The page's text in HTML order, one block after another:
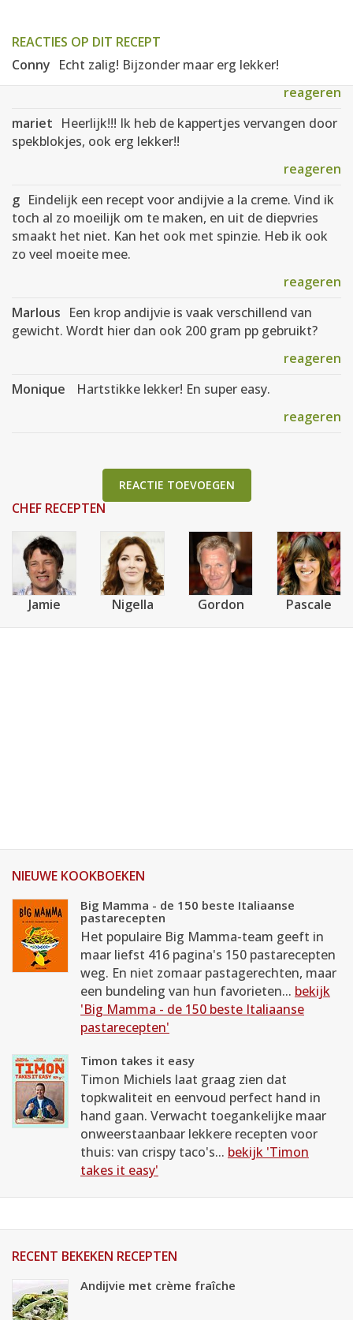
REACTIES OP DIT RECEPT
Conny Echt zalig! Bijzonder maar erg lekker!
reageren
mariet Heerlijk!!! Ik heb de kappertjes vervangen door
spekblokjes, ook erg lekker!!
reageren
g Eindelijk een recept voor andijvie a la creme. Vind ik
toch al zo moeilijk om te maken, en uit de diepvries
smaakt het niet. Kan het ook met spinzie. Heb ik ook
zo veel moeite mee.
reageren
Marlous Een krop andijvie is vaak verschillend van
gewicht. Wordt hier dan ook 200 gram pp gebruikt?
reageren
Monique
Hartstikke lekker! En super easy.
reageren
REACTIE TOEVOEGEN
CHEF RECEPTEN
Jamie Nigella Gordon Pascale
NIEUWE KOOKBOEKEN
Big Mamma - de 150 beste Italiaanse
pastarecepten
Het populaire Big Mamma-team geeft in
maar liefst 416 pagina's 150 pastarecepten
weg. En niet zomaar pastagerechten, maar
een bundeling van hun favorieten... bekijk
'Big Mamma - de 150 beste Italiaanse
pastarecepten'
Timon takes it easy
Timon Michiels laat graag zien dat
topkwaliteit en eenvoud perfect hand in
hand gaan. Verwacht toegankelijke maar
onweerstaanbaar lekkere recepten voor
thuis: van crispy taco's... bekijk 'Timon
takes it easy'
RECENT BEKEKEN RECEPTEN
Andijvie met crème fraîche